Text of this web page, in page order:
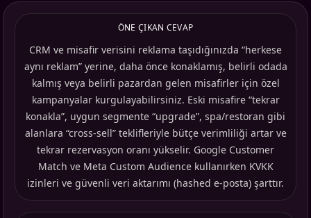
ÖNE ÇIKAN CEVAP
CRM ve misafir verisini reklama taşıdığınızda “herkese
aynı reklam” yerine, daha önce konaklamış, belirli odada
kalmış veya belirli pazardan gelen misafirler için özel
kampanyalar kurgulayabilirsiniz. Eski misafire “tekrar
konakla”, uygun segmente “upgrade”, spa/restoran gibi
alanlara “cross-sell” teklifleriyle bütçe verimliliği artar ve
tekrar rezervasyon oranı yükselir. Google Customer
Match ve Meta Custom Audience kullanırken KVKK
izinleri ve güvenli veri aktarımı (hashed e-posta) şarttır.